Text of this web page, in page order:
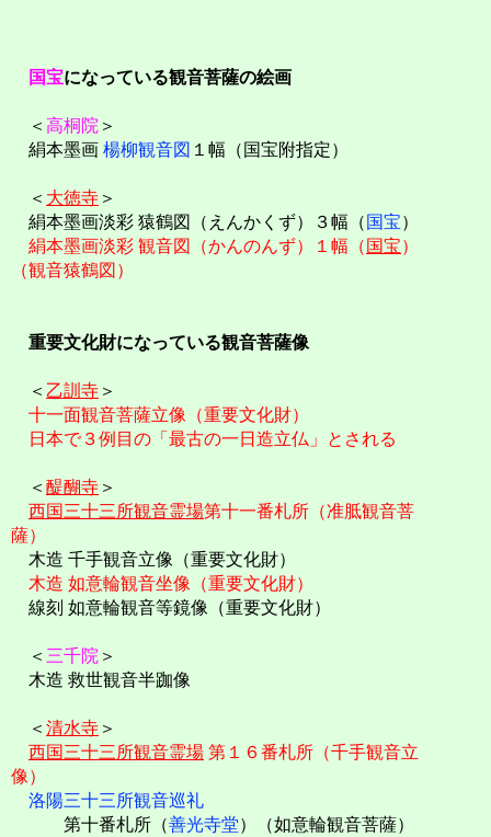
国宝になっている観音菩薩の絵画
＜ 高桐院 ＞
絹本墨画 楊柳観音図 １幅（国宝附指定）
＜ 大徳寺 ＞
絹本墨画淡彩 猿鶴図（えんかくず）３幅（ 国宝）
絹本墨画淡彩 観音図（かんのんず）１幅（ 国宝）
（観音猿鶴図）
重要文化財になっている観音菩薩像
＜ 乙訓寺 ＞
十一面観音菩薩立像（重要文化財）
日本で３例目の「最古の一日造立仏」とされる
＜ 醍醐寺 ＞
西国三十三所観音霊場第十一番札所（准胝観音菩
薩）
木造 千手観音立像（重要文化財）
木造 如意輪観音坐像（重要文化財）
線刻 如意輪観音等鏡像（重要文化財）
＜ 三千院 ＞
木造 救世観音半跏像
＜ 清水寺 ＞
西国三十三所観音霊場 第１６番札所（千手観音立
像）
洛陽三十三所観音巡礼
第十番札所（善光寺堂）（如意輪観音菩薩）